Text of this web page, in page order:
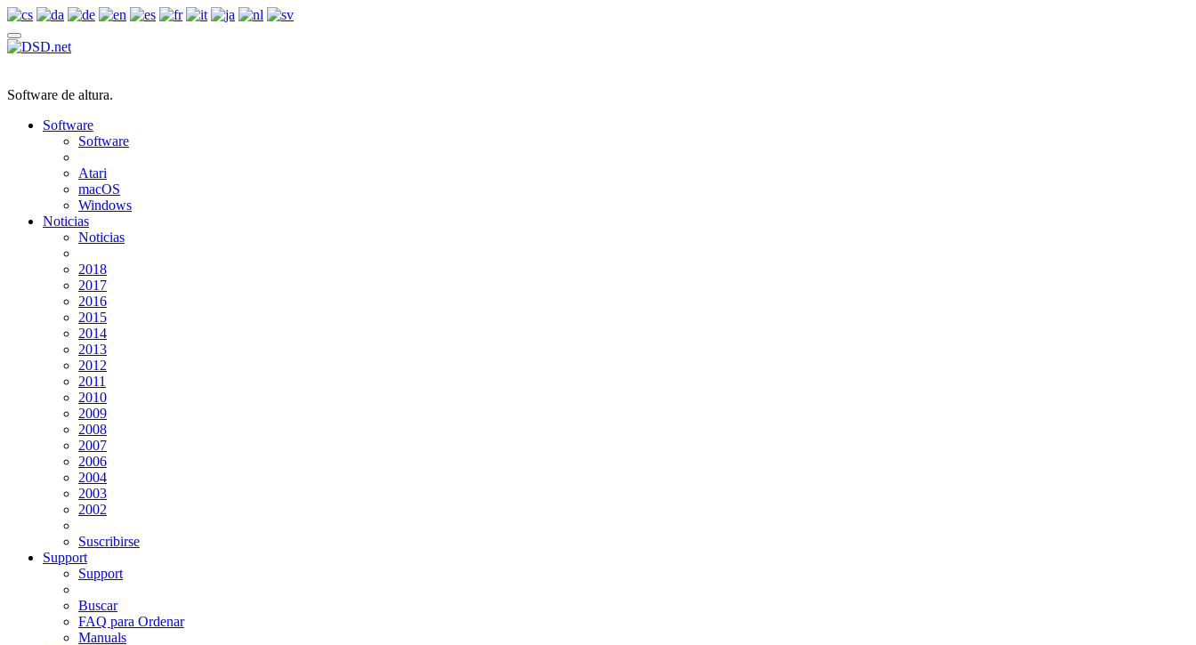
Software de altura.
Software
Software
Atari
macOS
Windows
Noticias
Noticias
2018
2017
2016
2015
2014
2013
2012
2011
2010
2009
2008
2007
2006
2004
2003
2002
Suscribirse
Support
Support
Buscar
FAQ para Ordenar
Manuals